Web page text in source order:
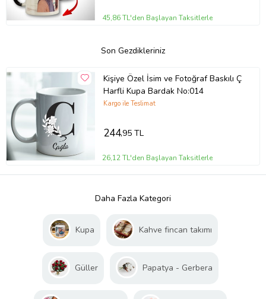
45,86 TL'den Başlayan Taksitlerle
Son Gezdikleriniz
Kişiye Özel İsim ve Fotoğraf Baskılı Ç
Harfli Kupa Bardak No:014
Kargo ile Teslimat
244,95 TL
26,12 TL'den Başlayan Taksitlerle
Daha Fazla Kategori
Kupa Kahve fincan takımı
Güller Papatya - Gerbera